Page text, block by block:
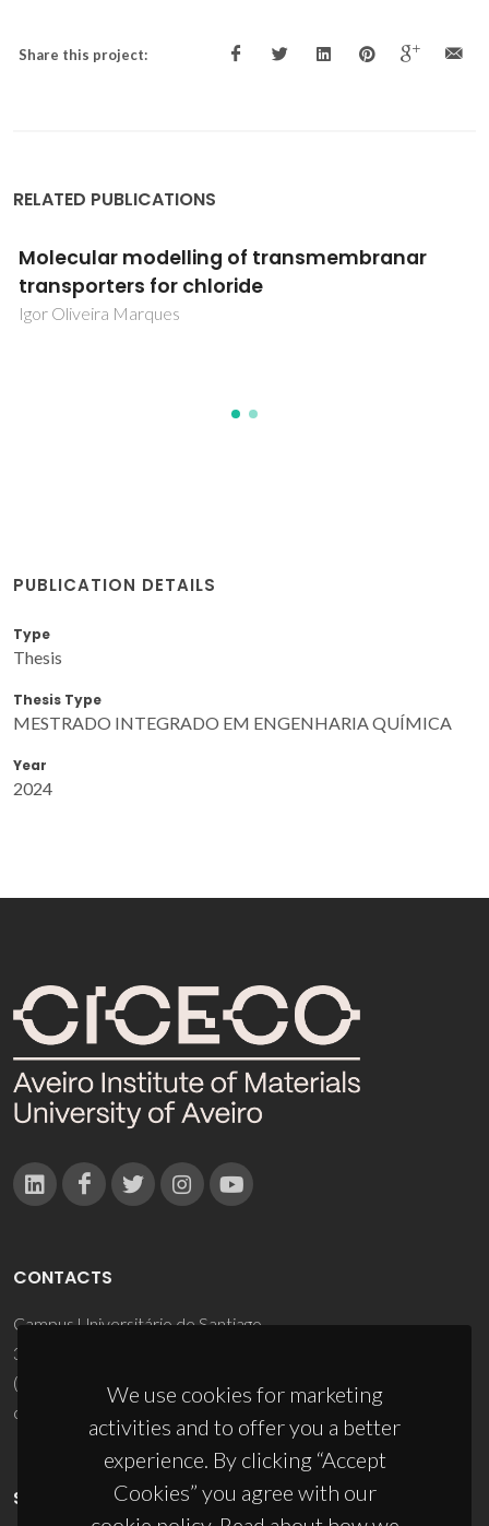
Share this project:
RELATED PUBLICATIONS
Molecular modelling of transmembranar
transporters for chloride
Igor Oliveira Marques
PUBLICATION DETAILS
Type
Thesis
Thesis Type
MESTRADO INTEGRADO EM ENGENHARIA QUÍMICA
Year
2024
We use cookies for marketing
activities and to offer you a better
experience. By clicking “Accept
Cookies” you agree with our
CONTACTS
Campus Universitário de Santiago
3810-193 Aveiro - Portugal
(+351) 234 370 200
ciceco@ua.pt
SPONSORS